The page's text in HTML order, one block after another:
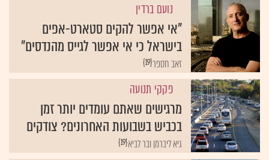
נועם ברדין
"אי אפשר להקים סטארט-אפים
בישראל כי אי אפשר לגייס מהנדסים"
{19}זאב חספר
פקקי תנועה
מרגישים שאתם עומדים יותר זמן
בכביש בשבועות האחרונים? צודקים
{19}גיא ליברמן ובר לביא